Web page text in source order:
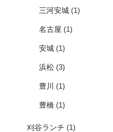
三河安城 (1)
名古屋 (1)
安城 (1)
浜松 (3)
豊川 (1)
豊橋 (1)
刈谷ランチ (1)